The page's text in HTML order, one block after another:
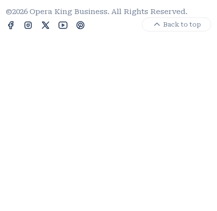
©2026 Opera King Business. All Rights Reserved.
Back to top